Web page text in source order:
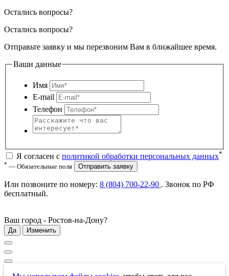
Остались вопросы?
Остались вопросы?
Отправьте заявку и мы перезвоним Вам в ближайшее время.
Ваши данные
Имя
E-mail
Телефон
Я согласен с политикой обработки персональных данных*
* — Обязательные поля Отправить заявку
Или позвоните по номеру: 8 (804) 700-22-90 . Звонок по РФ
бесплатный.
Ваш город - Ростов-на-Дону?
Да Изменить